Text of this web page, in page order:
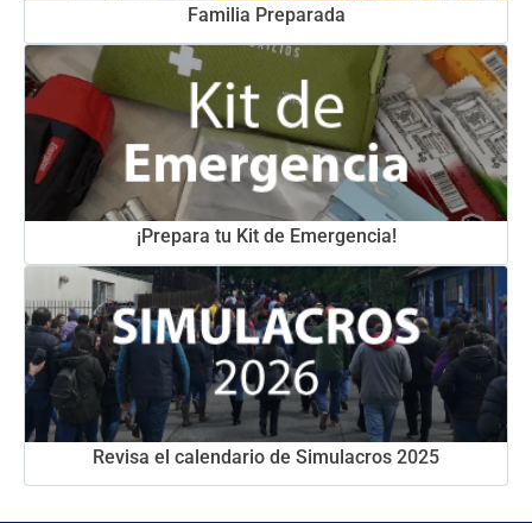
Familia Preparada
¡Prepara tu Kit de Emergencia!
Revisa el calendario de Simulacros 2025